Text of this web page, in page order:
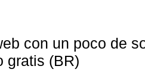
con un poco de
gratis (BR)